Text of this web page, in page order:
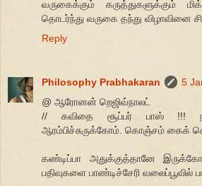
வருகைக்கும் கருத்துகளுக்கும்
தொடர்ந்து வருகை தந்து விழாவினை
Reply
Philosophy Prabhakaran
5
@ ஆரோனன் றெஜிவ்நாலட்
// கவிதை சூப்பர் பாஸ் !!!
ஆரம்பிச்சுருக்கோம். கொஞ்சம் கைக்
கண்டிப்பா அதுக்குத்தானே
பதிவுகளை பாண்டிச்சேரி வலைப்பூவில்